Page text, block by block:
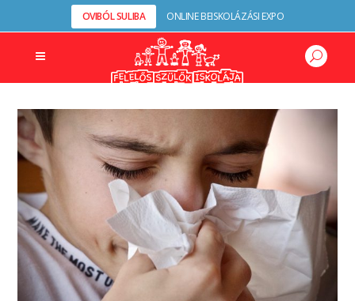
OVIBÓL SULIBA ONLINE BEISKOLÁZÁSI EXPO